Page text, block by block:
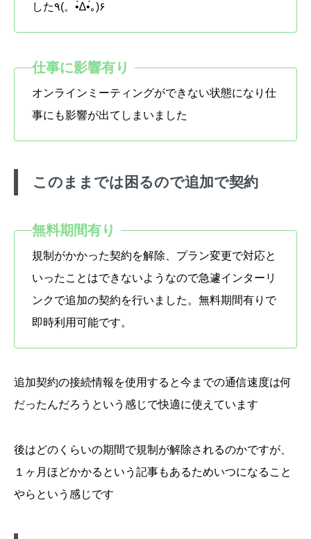
した٩(。•̀∆•́｡)۶
オンラインミーティングができない状態になり仕
事にも影響が出てしまいました
このままでは困るので追加で契約
規制がかかった契約を解除、プラン変更で対応と
いったことはできないようなので急遽インターリ
ンクで追加の契約を行いました。無料期間有りで
即時利用可能です。
追加契約の接続情報を使用すると今までの通信速度は何
だったんだろうという感じで快適に使えています
後はどのくらいの期間で規制が解除されるのかですが、
１ヶ月ほどかかるという記事もあるためいつになること
やらという感じです